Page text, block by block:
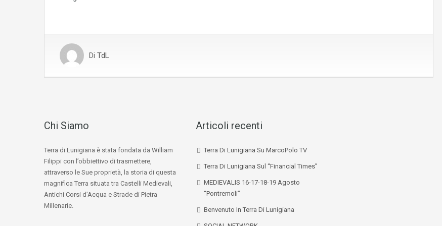
Di TdL
Chi Siamo
Terra di Lunigiana è stata fondata da William
Filippi con l’obbiettivo di trasmettere,
attraverso le Sue proprietà, la storia di questa
magnifica Terra situata tra Castelli Medievali,
Antichi Corsi d’Acqua e Strade di Pietra
Millenarie.
Articoli recenti
Terra Di Lunigiana Su MarcoPolo TV
Terra Di Lunigiana Sul “Financial Times”
MEDIEVALIS 16-17-18-19 Agosto
“Pontremoli”
Benvenuto In Terra Di Lunigiana